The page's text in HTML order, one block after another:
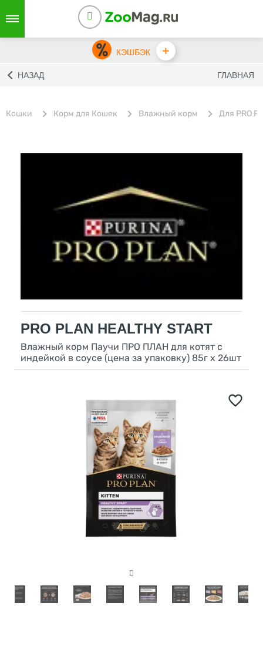
КЭШБЭК +
НАЗАД ГЛАВНАЯ
Кошки Корм для Кошек Влажный корм Для PRO
PRO PLAN HEALTHY START
Влажный корм Паучи ПРО ПЛАН для котят с
индейкой в соусе (цена за упаковку) 85г х 26шт